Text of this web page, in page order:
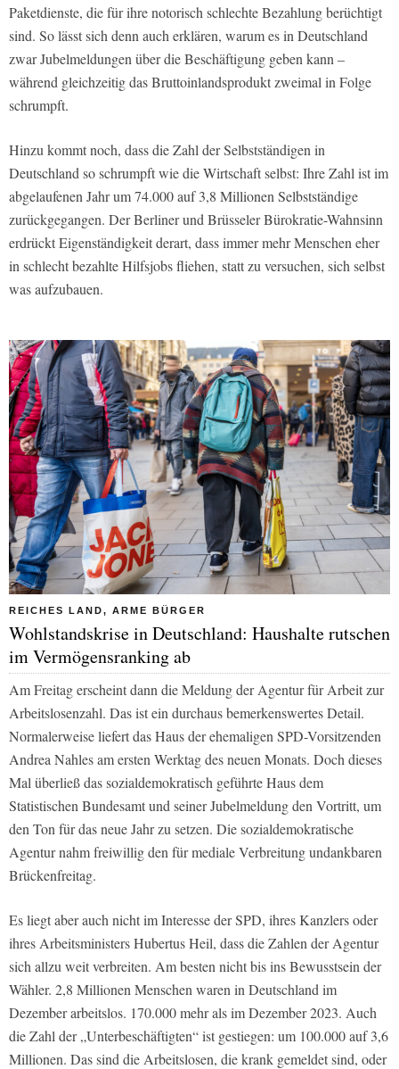
Paketdienste, die für ihre notorisch schlechte Bezahlung berüchtigt
sind. So lässt sich denn auch erklären, warum es in Deutschland
zwar Jubelmeldungen über die Beschäftigung geben kann –
während gleichzeitig das Bruttoinlandsprodukt zweimal in Folge
schrumpft.
Hinzu kommt noch, dass die Zahl der Selbstständigen in
Deutschland so schrumpft wie die Wirtschaft selbst: Ihre Zahl ist im
abgelaufenen Jahr um 74.000 auf 3,8 Millionen Selbstständige
zurückgegangen. Der Berliner und Brüsseler Bürokratie-Wahnsinn
erdrückt Eigenständigkeit derart, dass immer mehr Menschen eher
in schlecht bezahlte Hilfsjobs fliehen, statt zu versuchen, sich selbst
was aufzubauen.
REICHES LAND, ARME BÜRGER
Wohlstandskrise in Deutschland: Haushalte rutschen
im Vermögensranking ab
Am Freitag erscheint dann die Meldung der Agentur für Arbeit zur
Arbeitslosenzahl. Das ist ein durchaus bemerkenswertes Detail.
Normalerweise liefert das Haus der ehemaligen SPD-Vorsitzenden
Andrea Nahles am ersten Werktag des neuen Monats. Doch dieses
Mal überließ das sozialdemokratisch geführte Haus dem
Statistischen Bundesamt und seiner Jubelmeldung den Vortritt, um
den Ton für das neue Jahr zu setzen. Die sozialdemokratische
Agentur nahm freiwillig den für mediale Verbreitung undankbaren
Brückenfreitag.
Es liegt aber auch nicht im Interesse der SPD, ihres Kanzlers oder
ihres Arbeitsministers Hubertus Heil, dass die Zahlen der Agentur
sich allzu weit verbreiten. Am besten nicht bis ins Bewusstsein der
Wähler. 2,8 Millionen Menschen waren in Deutschland im
Dezember arbeitslos. 170.000 mehr als im Dezember 2023. Auch
die Zahl der „Unterbeschäftigten“ ist gestiegen: um 100.000 auf 3,6
Millionen. Das sind die Arbeitslosen, die krank gemeldet sind, oder